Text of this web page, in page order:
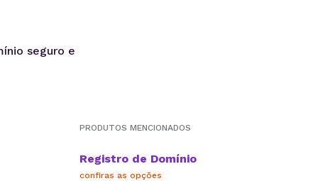
seguro e
PRODUTOS MENCIONADOS
Registro de Domínio
confiras as opções